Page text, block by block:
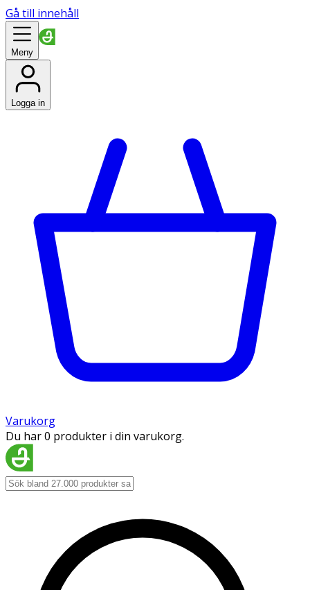
Gå till innehåll
Meny
Logga in
Varukorg
Du har 0 produkter i din varukorg.